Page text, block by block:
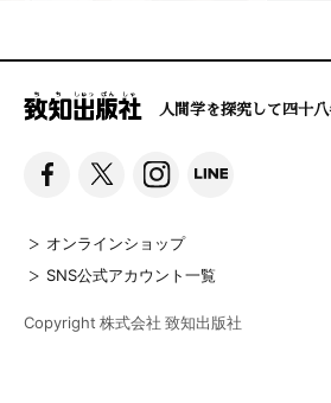
人間学を探究して四十
オンラインショップ
SNS公式アカウント一覧
Copyright 株式会社 致知出版社